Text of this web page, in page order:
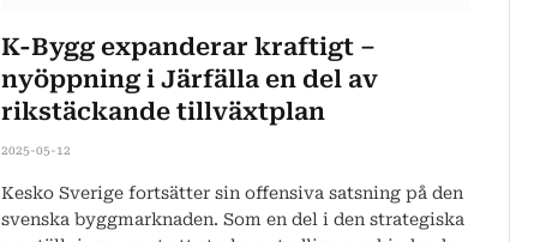
K-Bygg expanderar kraftigt –
nyöppning i Järfälla en del av
rikstäckande tillväxtplan
2025-05-12
Kesko Sverige fortsätter sin offensiva satsning på den
svenska byggmarknaden. Som en del i den strategiska